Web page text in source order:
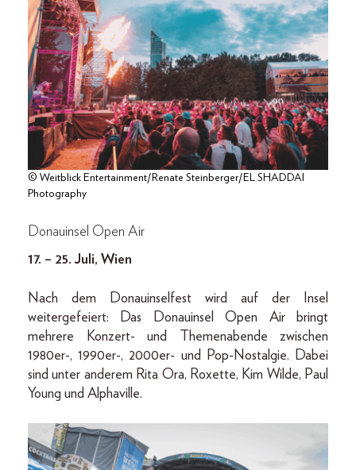
© Weitblick Entertainment/Renate Steinberger/EL SHADDAI
Photography
Donauinsel Open Air
17. – 25. Juli, Wien
Nach dem Donauinselfest wird auf der Insel
weitergefeiert: Das Donauinsel Open Air bringt
mehrere Konzert- und Themenabende zwischen
1980er-, 1990er-, 2000er- und Pop-Nostalgie. Dabei
sind unter anderem Rita Ora, Roxette, Kim Wilde, Paul
Young und Alphaville.